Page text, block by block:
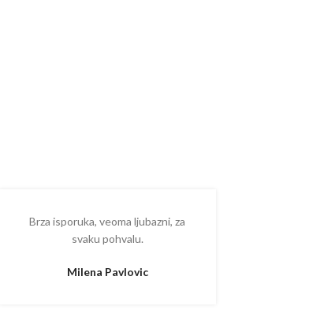
Brza isporuka, veoma ljubazni, za
svaku pohvalu.
Milena Pavlovic